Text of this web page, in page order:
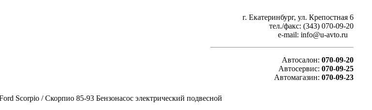
г. Екатеринбург, ул. Крепостная 6
тел./факс: (343) 070-09-20
e-mail: info@u-avto.ru
Автосалон: 070-09-20
Автосервис: 070-09-25
Автомагазин: 070-09-23
Scorpio / Скорпио 85-93 Бензонасос электрический подвесной